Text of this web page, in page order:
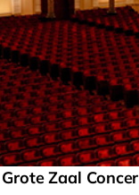
Zaal